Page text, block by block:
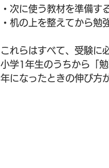
・次に使う教材を準備す
・机の上を整えてから勉
これらはすべて、受験に
小学1年生のうちから「
年になったときの伸び方